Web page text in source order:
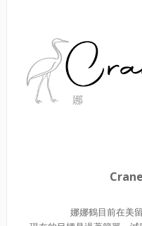
娜娜鶴目前在美